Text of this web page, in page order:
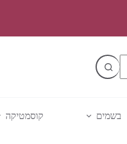
בשמים קוסמטיקה